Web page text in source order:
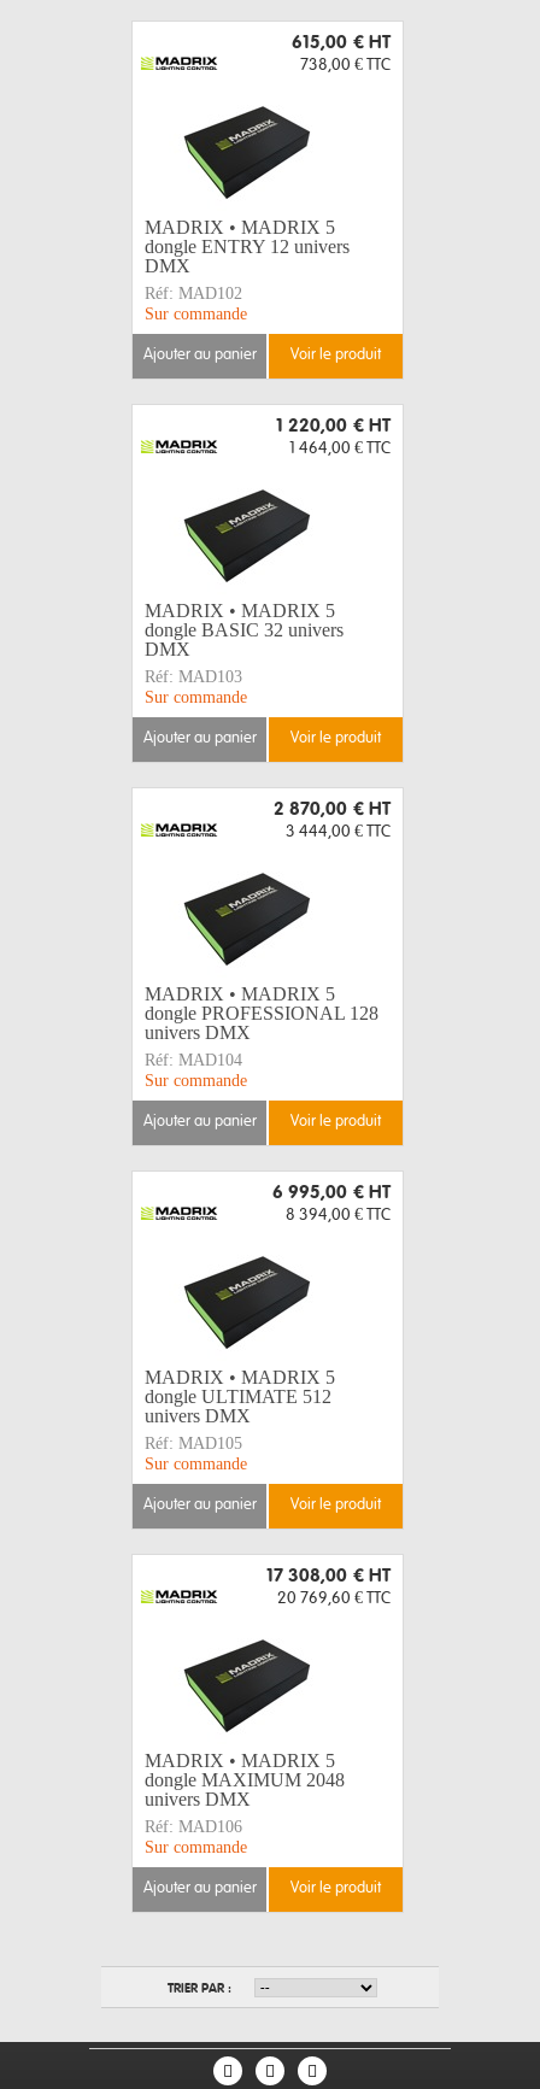
615,00 € HT
738,00 € TTC
MADRIX • MADRIX 5
dongle ENTRY 12 univers
DMX
Réf: MAD102
Sur commande
ajouter au panier voir le produit
1 220,00 € HT
1 464,00 € TTC
MADRIX • MADRIX 5
dongle BASIC 32 univers
DMX
Réf: MAD103
Sur commande
ajouter au panier voir le produit
2 870,00 € HT
3 444,00 € TTC
MADRIX • MADRIX 5
dongle PROFESSIONAL 128
univers DMX
Réf: MAD104
Sur commande
ajouter au panier voir le produit
6 995,00 € HT
8 394,00 € TTC
MADRIX • MADRIX 5
dongle ULTIMATE 512
univers DMX
Réf: MAD105
Sur commande
ajouter au panier voir le produit
17 308,00 € HT
20 769,60 € TTC
MADRIX • MADRIX 5
dongle MAXIMUM 2048
univers DMX
Réf: MAD106
Sur commande
ajouter au panier voir le produit
TRIER PAR :